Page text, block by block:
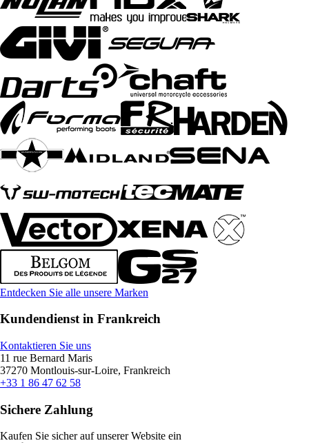
Entdecken Sie alle unsere Marken
Kundendienst in Frankreich
Kontaktieren Sie uns
11 rue Bernard Maris
37270 Montlouis-sur-Loire, Frankreich
+33 1 86 47 62 58
Sichere Zahlung
Kaufen Sie sicher auf unserer Website ein